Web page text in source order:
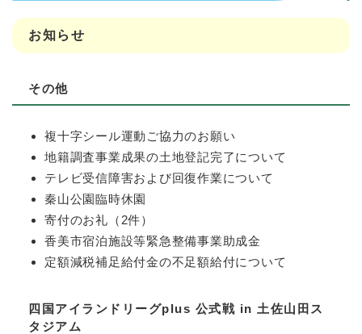
お知らせ
その他
複十字シール運動ご協力のお願い
地籍調査事業成果の土地登記完了について
テレビ受信障害および回復作業について
秦山公園臨時休園
寄付のお礼（2件）
香美市宿泊施設等緊急整備事業助成金
定額減税補足給付金の不足額給付について
四国アイランドリーグplus 公式戦 in 土佐山田ス
タジアム